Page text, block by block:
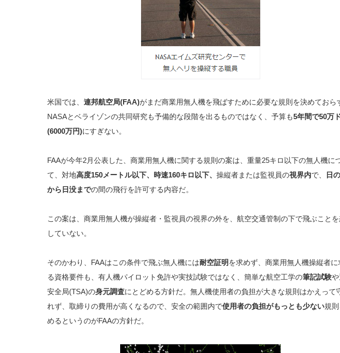
米国では、 連邦航空局(FAA)がまだ商業用無人機を飛ばすために必要な規則を決めておら
NASAとベライゾンの共同研究も予備的な段階を出るものではなく、予算も5年間で50万
(6000万円)にすぎない。
FAAが今年2月公表した、商業用無人機に関する規則の案は、重量25キロ以下の無人機に
て、対地高度150メートル以下、時速160キロ以下、 操縦者または監視員の視界内で、
日
から日没までの間の飛行を許可する内容だ。
この案は、商業用無人機が操縦者・監視員の視界の外を、航空交通管制の下で飛ぶこと
していない。
そのかわり、FAAはこの条件で飛ぶ無人機には耐空証明 を求めず、商業用無人機操縦者に
る資格要件も、有人機パイロット免許や実技試験ではなく、簡単な航空工学の筆記試験
安全局(TSA)の身元調査にとどめる方針だ。無人機使用者の負担が大きな規則はかえって
れず、取締りの費用が高くなるので、安全の範囲内で使用者の負担がもっとも少ない規
めるというのがFAAの方針だ。